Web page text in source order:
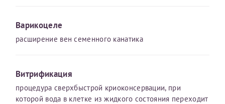
Варикоцеле
расширение вен семенного канатика
Витрификация
процедура сверхбыстрой криоконсервации, при
которой вода в клетке из жидкого состояния переходит
Нажимая кнопку "Отправить" соглашаюсь с